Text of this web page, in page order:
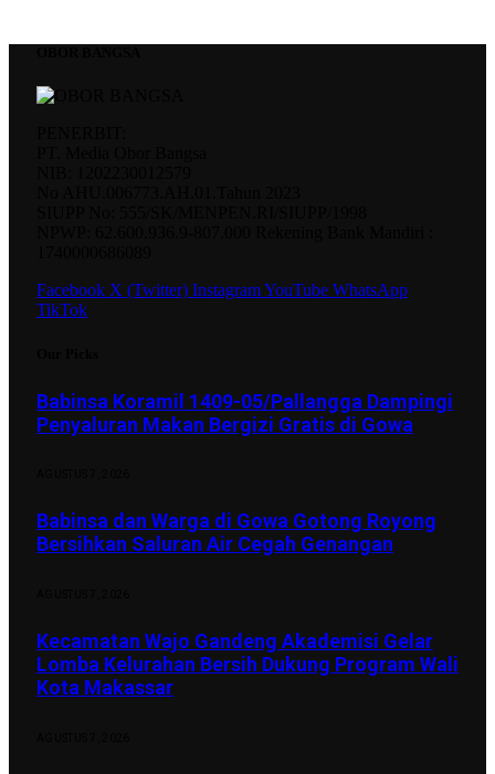
Facebook X (Twitter) InstagramYouTube WhatsApp
TikTok
Babinsa Koramil 1409-05/Pallangga Dampingi
Penyaluran Makan Bergizi Gratis di Gowa
Babinsa dan Warga di Gowa Gotong Royong
Bersihkan Saluran Air Cegah Genangan
Kecamatan Wajo Gandeng Akademisi Gelar
Lomba Kelurahan Bersih Dukung Program Wali
Kota Makassar